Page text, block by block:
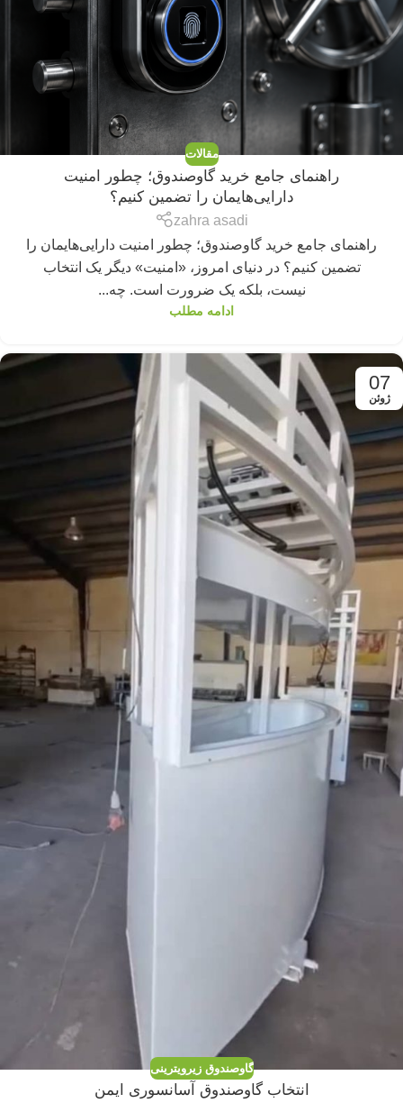
مقالات
راهنمای جامع خرید گاوصندوق؛ چطور امنیت
دارایی‌هایمان را تضمین کنیم؟
zahra asadi
راهنمای جامع خرید گاوصندوق؛ چطور امنیت دارایی‌هایمان را
تضمین کنیم؟ در دنیای امروز، «امنیت» دیگر یک انتخاب
نیست، بلکه یک ضرورت است. چه...
ادامه مطلب
07
ژوئن
گاوصندوق زیرویترینی
انتخاب گاوصندوق آسانسوری ایمن